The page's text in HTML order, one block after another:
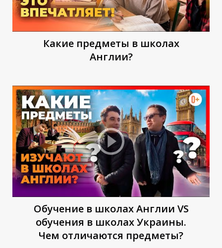
И
Какие предметы в школах
Англии?
Обучение в школах Англии VS
обучения в школах Украины.
Чем отличаются предметы?